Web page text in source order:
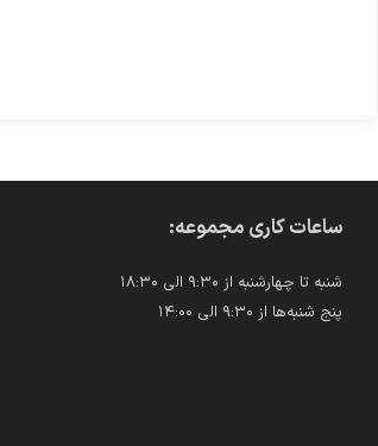
ساعات کاری مجموعه:
شنبه تا چهارشنبه از ۹:۳۰ الی ۱۸:۳۰
پنج شنبه‌ها از ۹:۳۰ الی ۱۴:۰۰